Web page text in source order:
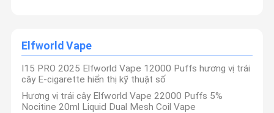
Elfworld Vape
I15 PRO 2025 Elfworld Vape 12000 Puffs hương vị trái
cây E-cigarette hiển thị kỹ thuật số
Hương vị trái cây Elfworld Vape 22000 Puffs 5%
Nocitine 20ml Liquid Dual Mesh Coil Vape